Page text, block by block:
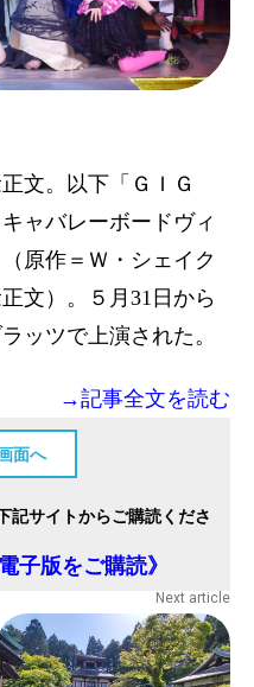
文。以下「ＧＩＧ
ャバレーボードヴィ
原作＝Ｗ・シェイク
文）。５月31日から
ッツで上演された。
→記事全文を読む
面へ
記サイトからご購読くださ
子版をご購読》
Next article